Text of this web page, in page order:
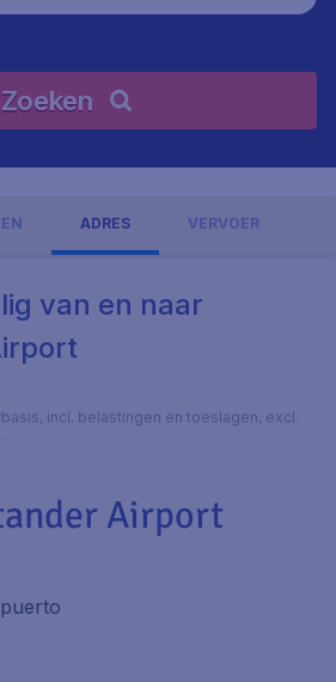
Zoeken
ADRES VERVOER
van en naar
incl. belastingen en toeslagen, excl.
Airport